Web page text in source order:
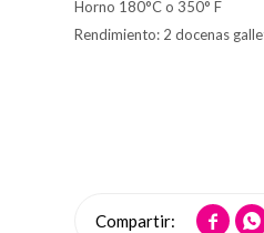
Horno 180°C o 350° F
Rendimiento: 2 docenas
 